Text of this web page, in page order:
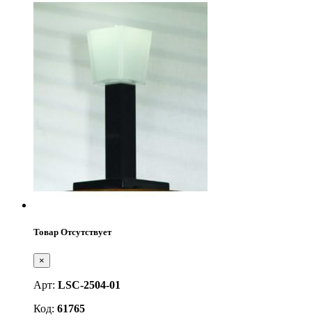
Товар Отсутствует
×
Арт: LSC-2504-01
Код: 61765